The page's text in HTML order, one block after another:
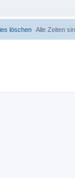
Alle Zeiten
löschen